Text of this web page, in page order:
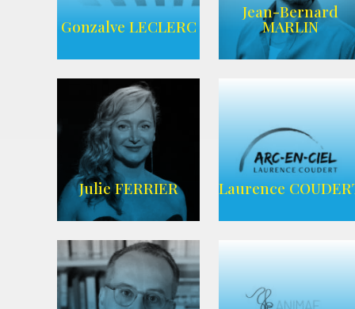
AGENCE UBBA
Wikipedia
Gonzalve LECLERC
AGENCE
ADEQUAT
Jean-Bernard
MARLIN
WIKIPEDIA
Julie FERRIER Laurence